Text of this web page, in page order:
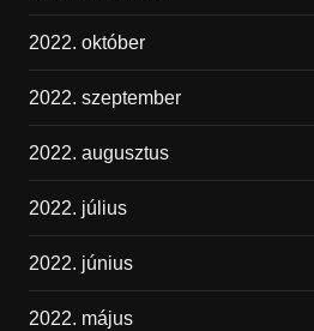
2022. október
2022. szeptember
2022. augusztus
2022. július
2022. június
2022. május